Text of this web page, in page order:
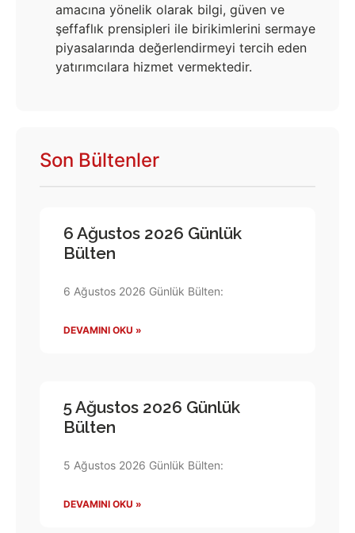
amacına yönelik olarak bilgi, güven ve
şeffaflık prensipleri ile birikimlerini sermaye
piyasalarında değerlendirmeyi tercih eden
yatırımcılara hizmet vermektedir.
Son Bültenler
6 Ağustos 2026 Günlük
Bülten
6 Ağustos 2026 Günlük Bülten:
DEVAMINI OKU »
5 Ağustos 2026 Günlük
Bülten
5 Ağustos 2026 Günlük Bülten:
DEVAMINI OKU »